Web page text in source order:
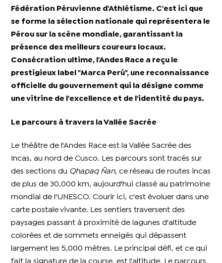
Fédération Péruvienne d'Athlétisme. C'est ici que
se forme la sélection nationale qui représentera le
Pérou sur la scène mondiale, garantissant la
présence des meilleurs coureurs locaux.
Consécration ultime, l'Andes Race a reçu le
prestigieux label "Marca Perú", une reconnaissance
officielle du gouvernement qui la désigne comme
une vitrine de l'excellence et de l'identité du pays.
Le parcours à travers la Vallée Sacrée
Le théâtre de l'Andes Race est la Vallée Sacrée des
Incas, au nord de Cusco. Les parcours sont tracés sur
des sections du Qhapaq Ñan, ce réseau de routes incas
de plus de 30,000 km, aujourd'hui classé au patrimoine
mondial de l'UNESCO. Courir ici, c'est évoluer dans une
carte postale vivante. Les sentiers traversent des
paysages passant à proximité de lagunes d'altitude
colorées et de sommets enneigés qui dépassent
largement les 5,000 mètres. Le principal défi, et ce qui
fait la signature de la course, est l'altitude. Le parcours